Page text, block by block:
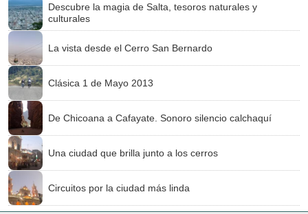
Descubre la magia de Salta, tesoros naturales y
culturales
La vista desde el Cerro San Bernardo
Clásica 1 de Mayo 2013
De Chicoana a Cafayate. Sonoro silencio calchaquí
Una ciudad que brilla junto a los cerros
Circuitos por la ciudad más linda